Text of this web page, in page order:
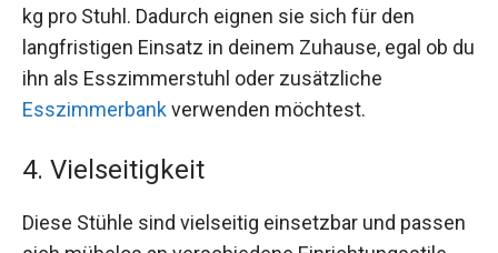
kg pro Stuhl. Dadurch eignen sie sich für den
langfristigen Einsatz in deinem Zuhause, egal ob du
ihn als Esszimmerstuhl oder zusätzliche
Esszimmerbankverwenden möchtest.
4. Vielseitigkeit
Diese Stühle sind vielseitig einsetzbar und passen